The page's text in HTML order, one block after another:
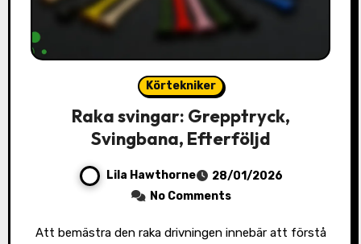
Körtekniker
Raka svingar: Grepptryck,
Svingbana, Efterföljd
Lila Hawthorne
28/01/2026
No Comments
Att bemästra den raka drivningen innebär att förstå